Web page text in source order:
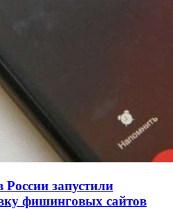
нарастили экспорт:
на 3,6 млн долларов
запустили
фишинговых сайтов